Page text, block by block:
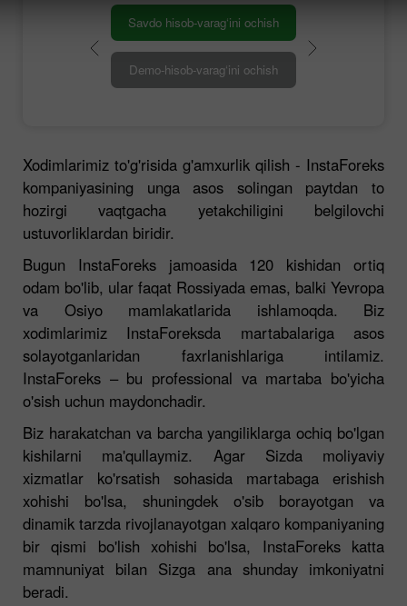
Savdo hisob-varag‘ini ochish
Demo-hisob-varag‘ini ochish
Xodimlarimiz to'g'risida g'amxurlik qilish - InstaForeks
kompaniyasining unga asos solingan paytdan to
hozirgi vaqtgacha yetakchiligini belgilovchi
ustuvorliklardan biridir.
Bugun InstaForeks jamoasida 120 kishidan ortiq
odam bo'lib, ular faqat Rossiyada emas, balki Yevropa
va Osiyo mamlakatlarida ishlamoqda. Biz
xodimlarimiz InstaForeksda martabalariga asos
solayotganlaridan faxrlanishlariga intilamiz.
InstaForeks – bu professional va martaba bo'yicha
o'sish uchun maydonchadir.
Biz harakatchan va barcha yangiliklarga ochiq bo'lgan
kishilarni ma'qullaymiz. Agar Sizda moliyaviy
xizmatlar ko'rsatish sohasida martabaga erishish
xohishi bo'lsa, shuningdek o'sib borayotgan va
dinamik tarzda rivojlanayotgan xalqaro kompaniyaning
bir qismi bo'lish xohishi bo'lsa, InstaForeks katta
mamnuniyat bilan Sizga ana shunday imkoniyatni
beradi.